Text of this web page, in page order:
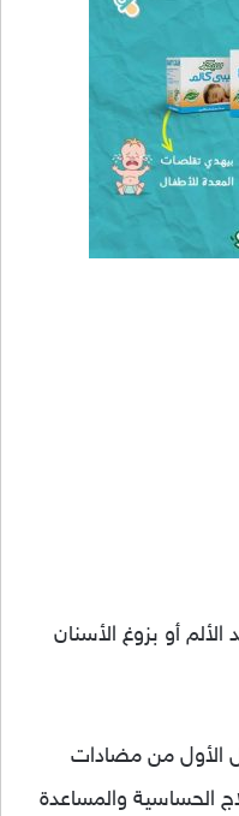
أو بزوغ الأسنان
الأول من مضادات
الحساسية والمساعدة